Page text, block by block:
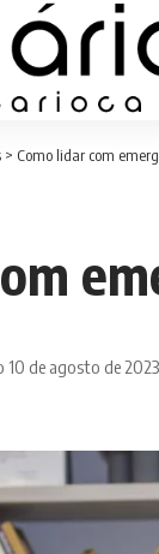
> Como lidar com
10 de agosto de 2023